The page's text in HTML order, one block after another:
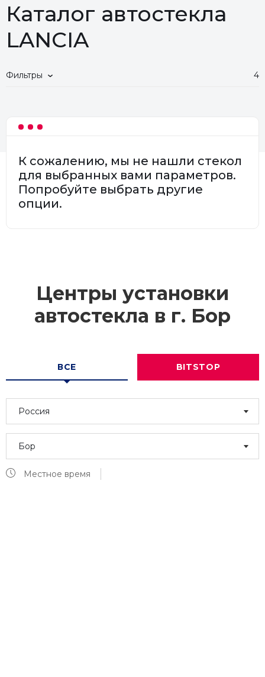
Каталог автостекла
LANCIA
Фильтры 4
К сожалению, мы не нашли стекол
для выбранных вами параметров.
Попробуйте выбрать другие
опции.
Центры установки
автостекла в г. Бор
ВСЕ BITSTOP
Россия
Бор
Местное время